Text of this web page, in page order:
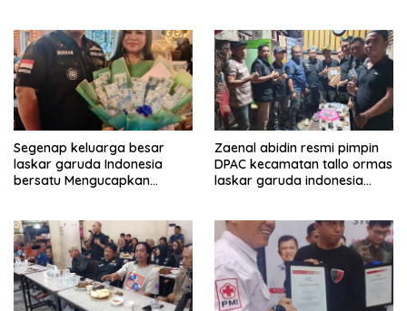
Segenap keluarga besar
laskar garuda Indonesia
bersatu Mengucapkan
(Andi Sumarni).
Zaenal abidin resmi pimpin
DPAC kecamatan tallo ormas
laskar garuda indonesia